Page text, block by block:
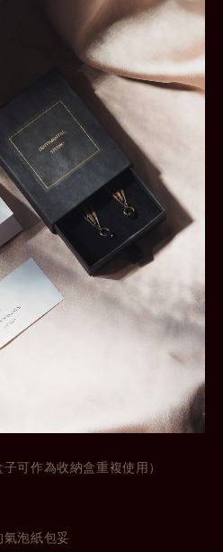
可作為收納盒重複使用）
泡紙包妥